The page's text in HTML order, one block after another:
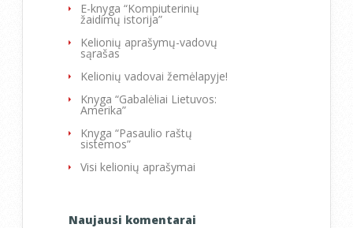
E-knyga “Kompiuterinių
žaidimų istorija”
Kelionių aprašymų-vadovų
sąrašas
Kelionių vadovai žemėlapyje!
Knyga “Gabalėliai Lietuvos:
Amerika”
Knyga “Pasaulio raštų
sistemos”
Visi kelionių aprašymai
Naujausi komentarai